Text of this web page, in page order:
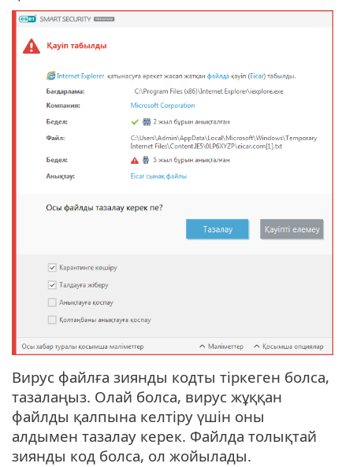
Вирус файлға зиянды кодты тіркеген болса,
тазалаңыз. Олай болса, вирус жұққан
файлды қалпына келтіру үшін оны
алдымен тазалау керек. Файлда толықтай
зиянды код болса, ол жойылады.